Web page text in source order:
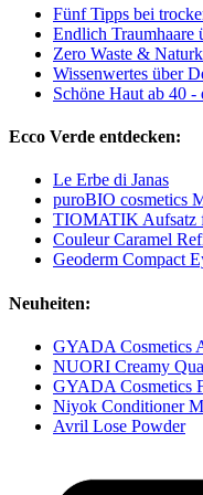
Fünf Tipps bei
Endlich Traumhaare
Zero Waste &
Wissenwertes über
Schöne Haut ab 40 -
Ecco Verde entdecken:
Le Erbe di Janas
puroBIO cosmetics
TIOMATIK Aufsatz
Couleur Caramel
Geoderm Compact
Neuheiten:
GYADA Cosmetics
NUORI Creamy
GYADA Cosmetics
Niyok Conditioner
Avril Lose Powder